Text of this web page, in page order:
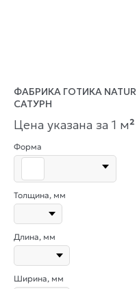
ФАБРИКА ГОТИКА NATUR
САТУРН
Цена указана за 1 м²
Форма
Толщина, мм
Длина, мм
Ширина, мм